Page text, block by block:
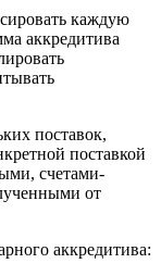
каждую
аккредитива
поставок,
поставкой
счетами-
от
аккредитива: